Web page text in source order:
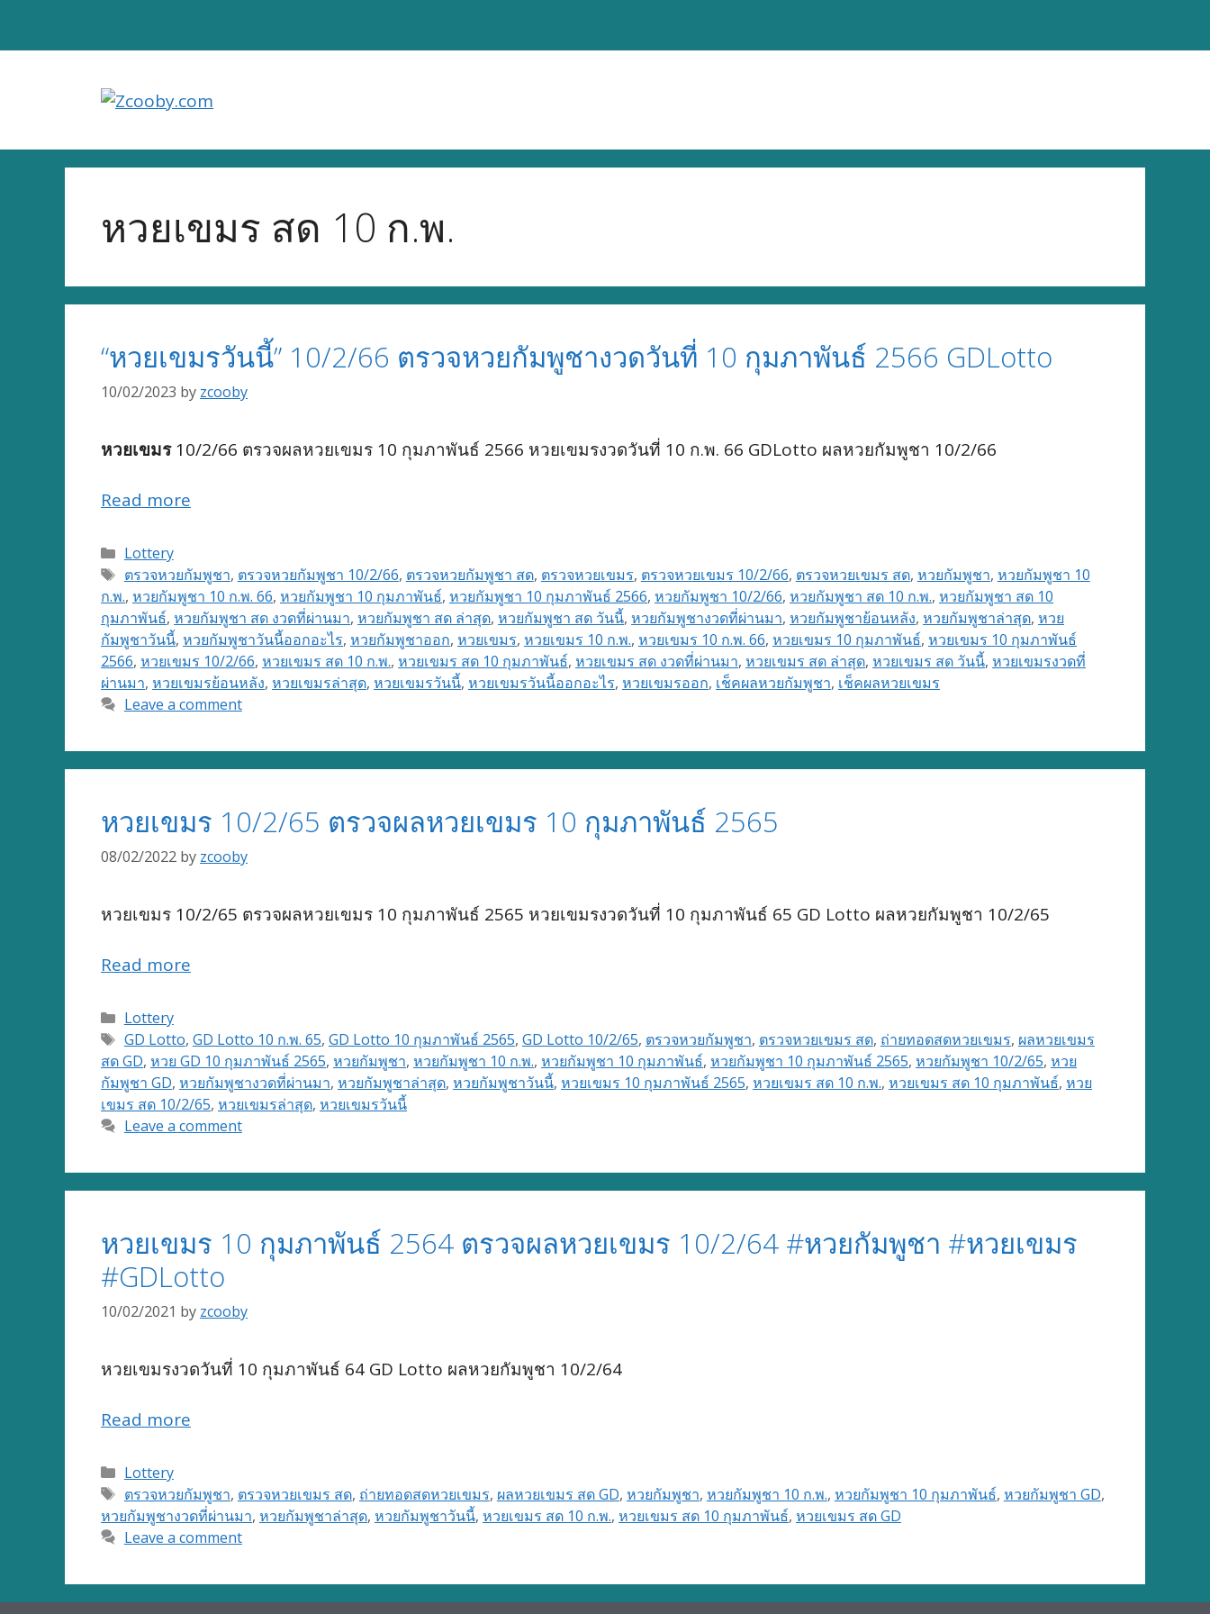
หวยเขมร สด 10 ก.พ.
“หวยเขมรวันนี้” 10/2/66 ตรวจหวยกัมพูชางวดวันที่ 10 กุมภาพันธ์ 2566 GDLotto
10/02/2023 by zcooby
หวยเขมร10/2/66 ตรวจผลหวยเขมร 10 กุมภาพันธ์ 2566 หวยเขมรงวดวันที่ 10 ก.พ. 66 GDLotto ผลหวยกัมพูชา 10/2/66
Read more
Categories
Lottery
Tags
ตรวจหวยกัมพูชา, ตรวจหวยกัมพูชา 10/2/66, ตรวจหวยกัมพูชา สด, ตรวจหวยเขมร, ตรวจหวยเขมร 10/2/66, ตรวจหวยเขมร สด, หวยกัมพูชา, หวยกัมพูชา 10
ก.พ., หวยกัมพูชา 10 ก.พ. 66, หวยกัมพูชา 10 กุมภาพันธ์, หวยกัมพูชา 10 กุมภาพันธ์ 2566, หวยกัมพูชา 10/2/66, หวยกัมพูชา สด 10 ก.พ., หวยกัมพูชา สด 10
กุมภาพันธ์, หวยกัมพูชา สด งวดที่ผ่านมา, หวยกัมพูชา สด ล่าสุด, หวยกัมพูชา สด วันนี้, หวยกัมพูชางวดที่ผ่านมา, หวยกัมพูชาย้อนหลัง, หวยกัมพูชาล่าสุด, หวย
กัมพูชาวันนี้, หวยกัมพูชาวันนี้ออกอะไร, หวยกัมพูชาออก, หวยเขมร, หวยเขมร 10 ก.พ., หวยเขมร 10 ก.พ. 66, หวยเขมร 10 กุมภาพันธ์, หวยเขมร 10 กุมภาพันธ์
2566, หวยเขมร 10/2/66, หวยเขมร สด 10 ก.พ., หวยเขมร สด 10 กุมภาพันธ์, หวยเขมร สด งวดที่ผ่านมา, หวยเขมร สด ล่าสุด, หวยเขมร สด วันนี้, หวยเขมรงวดที่
ผ่านมา, หวยเขมรย้อนหลัง, หวยเขมรล่าสุด, หวยเขมรวันนี้, หวยเขมรวันนี้ออกอะไร, หวยเขมรออก, เช็คผลหวยกัมพูชา, เช็คผลหวยเขมร
Leave a comment
หวยเขมร 10/2/65 ตรวจผลหวยเขมร 10 กุมภาพันธ์ 2565
08/02/2022 by zcooby
หวยเขมร 10/2/65 ตรวจผลหวยเขมร 10 กุมภาพันธ์ 2565 หวยเขมรงวดวันที่ 10 กุมภาพันธ์ 65 GD Lotto ผลหวยกัมพูชา 10/2/65
Read more
Categories
Lottery
Tags
GD Lotto, GD Lotto 10 ก.พ. 65, GD Lotto 10 กุมภาพันธ์ 2565, GD Lotto 10/2/65, ตรวจหวยกัมพูชา, ตรวจหวยเขมร สด, ถ่ายทอดสดหวยเขมร, ผลหวยเขมร
สด GD, หวย GD 10 กุมภาพันธ์ 2565, หวยกัมพูชา, หวยกัมพูชา 10 ก.พ., หวยกัมพูชา 10 กุมภาพันธ์, หวยกัมพูชา 10 กุมภาพันธ์ 2565, หวยกัมพูชา 10/2/65, หวย
กัมพูชา GD, หวยกัมพูชางวดที่ผ่านมา, หวยกัมพูชาล่าสุด, หวยกัมพูชาวันนี้, หวยเขมร 10 กุมภาพันธ์ 2565, หวยเขมร สด 10 ก.พ., หวยเขมร สด 10 กุมภาพันธ์, หวย
เขมร สด 10/2/65, หวยเขมรล่าสุด, หวยเขมรวันนี้
Leave a comment
หวยเขมร 10 กุมภาพันธ์ 2564 ตรวจผลหวยเขมร 10/2/64 #หวยกัมพูชา #หวยเขมร
#GDLotto
10/02/2021 by zcooby
หวยเขมรงวดวันที่ 10 กุมภาพันธ์ 64 GD Lotto ผลหวยกัมพูชา 10/2/64
Read more
Categories
Lottery
Tags
ตรวจหวยกัมพูชา, ตรวจหวยเขมร สด, ถ่ายทอดสดหวยเขมร, ผลหวยเขมร สด GD, หวยกัมพูชา, หวยกัมพูชา 10 ก.พ., หวยกัมพูชา 10 กุมภาพันธ์, หวยกัมพูชา GD,
หวยกัมพูชางวดที่ผ่านมา, หวยกัมพูชาล่าสุด, หวยกัมพูชาวันนี้, หวยเขมร สด 10 ก.พ., หวยเขมร สด 10 กุมภาพันธ์, หวยเขมร สด GD
Leave a comment